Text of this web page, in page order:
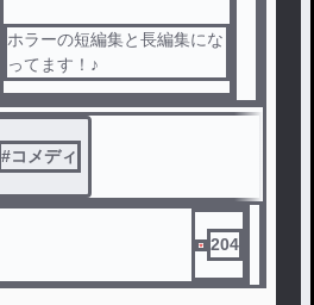
ホラーの短編集と長編集にな
ってます！♪
#コメディ
204